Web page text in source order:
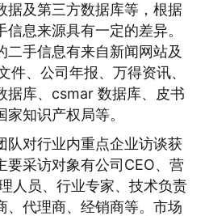
据及第三方数据库等，根据
息来源具有一定的差异。
二手信息有来自新闻网站及
件、公司年报、万得资讯、
据库、csmar 数据库、皮书
知识产权局等。
队对行业内重点企业访谈获
要采访对象有公司CEO、营
人员、行业专家、技术负责
、代理商、经销商等。市场